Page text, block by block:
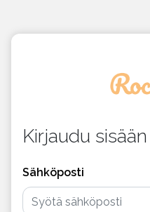
Kirjaudu sisään
Sähköposti